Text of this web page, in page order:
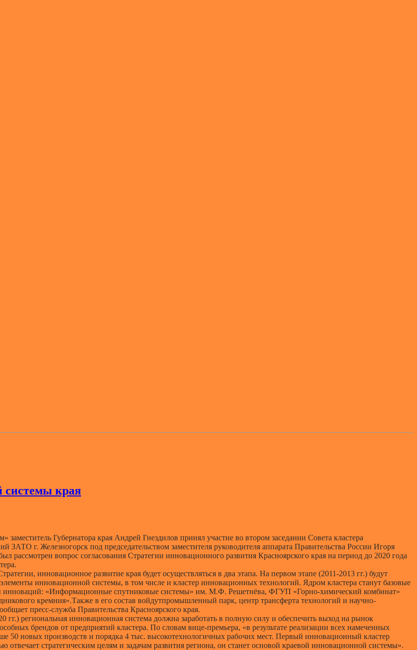
системы края
заместитель Губернатора края Андрей Гнездилов принял участие во втором заседании Совета кластера
ЗАТО г. Железногорск под председательством заместителя руководителя аппарата Правительства России Игоря
рассмотрен вопрос согласования Стратегии инновационного развития Красноярского края на период до 2020 года
инновационное развитие края будет осуществляться в два этапа. На первом этапе (2011-2013 гг.) будут
инновационной системы, в том числе и кластер инновационных технологий. Ядром кластера станут базовые
инноваций: «Информационные спутниковые системы» им. М.Ф. Решетнёва, ФГУП «Горно-химический комбинат»
кремния».Также в его состав войдутпромышленный парк, центр трансферта технологий и научно-
пресс-служба Правительства Красноярского края.
гг.) региональная инновационная система должна заработать в полную силу и обеспечить выход на рынок
брендов от предприятий кластера. По словам вице-премьера, «в результате реализации всех намеченных
50 новых производств и порядка 4 тыс. высокотехнологичных рабочих мест. Первый инновационный кластер
отвечает стратегическим целям и задачам развития региона, он станет основой краевой инновационной системы».